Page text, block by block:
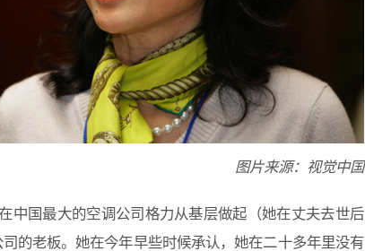
图片来源：视觉中国
中国最大的空调公司格力从基层做起（她在丈夫去世后
的老板。她在今年早些时候承认，她在二十多年里没有